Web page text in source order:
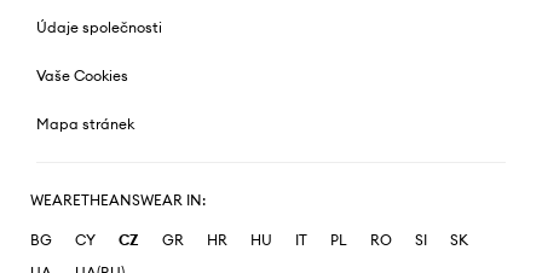
Údaje společnosti
Vaše Cookies
Mapa stránek
WEARETHEANSWEAR IN:
BG CY CZ GR HR HU IT PL RO SI
SK